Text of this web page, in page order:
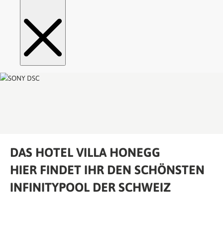
DAS HOTEL VILLA HONEGG
HIER FINDET IHR DEN SCHÖNSTEN
INFINITYPOOL DER SCHWEIZ